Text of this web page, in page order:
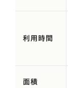
利用時間
面積